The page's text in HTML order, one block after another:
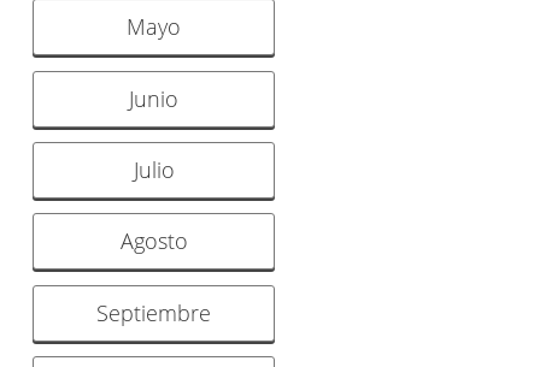
Mayo
Junio
Julio
Agosto
Septiembre